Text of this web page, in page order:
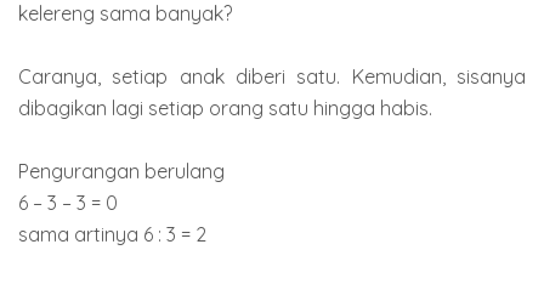
kelereng sama banyak?
Caranya, setiap anak diberi satu. Kemudian, sisanya
dibagikan lagi setiap orang satu hingga habis.
Pengurangan berulang
6 – 3 – 3 = 0
sama artinya 6 : 3 = 2